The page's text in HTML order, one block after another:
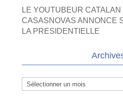
LE YOUTUBEUR
CASASNOVAS ANNONCE
LA PRESIDENTIELLE
Archives